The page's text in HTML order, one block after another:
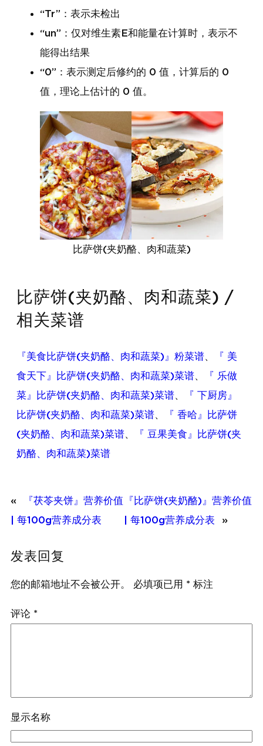
“Tr”：表示未检出
“un”：仅对维生素E和能量在计算时，表示不
能得出结果
“0”：表示测定后修约的 0 值，计算后的 0
值，理论上估计的 0 值。
比萨饼(夹奶酪、肉和蔬菜)
比萨饼(夹奶酪、肉和蔬菜) /
相关菜谱
『美食比萨饼(夹奶酪、肉和蔬菜)』粉菜谱、
『 美
食天下』比萨饼(夹奶酪、肉和蔬菜)菜谱、
『 乐做
菜』比萨饼(夹奶酪、肉和蔬菜)菜谱、
『 下厨房』
比萨饼(夹奶酪、肉和蔬菜)菜谱、
『 香哈』比萨饼
(夹奶酪、肉和蔬菜)菜谱、
『 豆果美食』比萨饼(夹
奶酪、肉和蔬菜)菜谱
«
『茯苓夹饼』营养价值
| 每100g营养成分表
『比萨饼(夹奶酪)』营养价值
| 每100g营养成分表
»
发表回复
您的邮箱地址不会被公开。 必填项已用 * 标注
评论 *
显示名称